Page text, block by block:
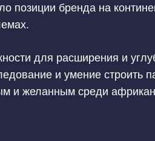
позиции бренда на
для расширения и
и умение строить
и желанным среди